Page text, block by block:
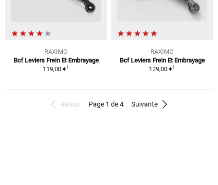
RAXIMO
Bcf Leviers Frein Et Embrayage
119,00 €1
RAXIMO
Bcf Leviers Frein Et Embrayage
129,00 €1
Retour Page 1 de 4 Suivante